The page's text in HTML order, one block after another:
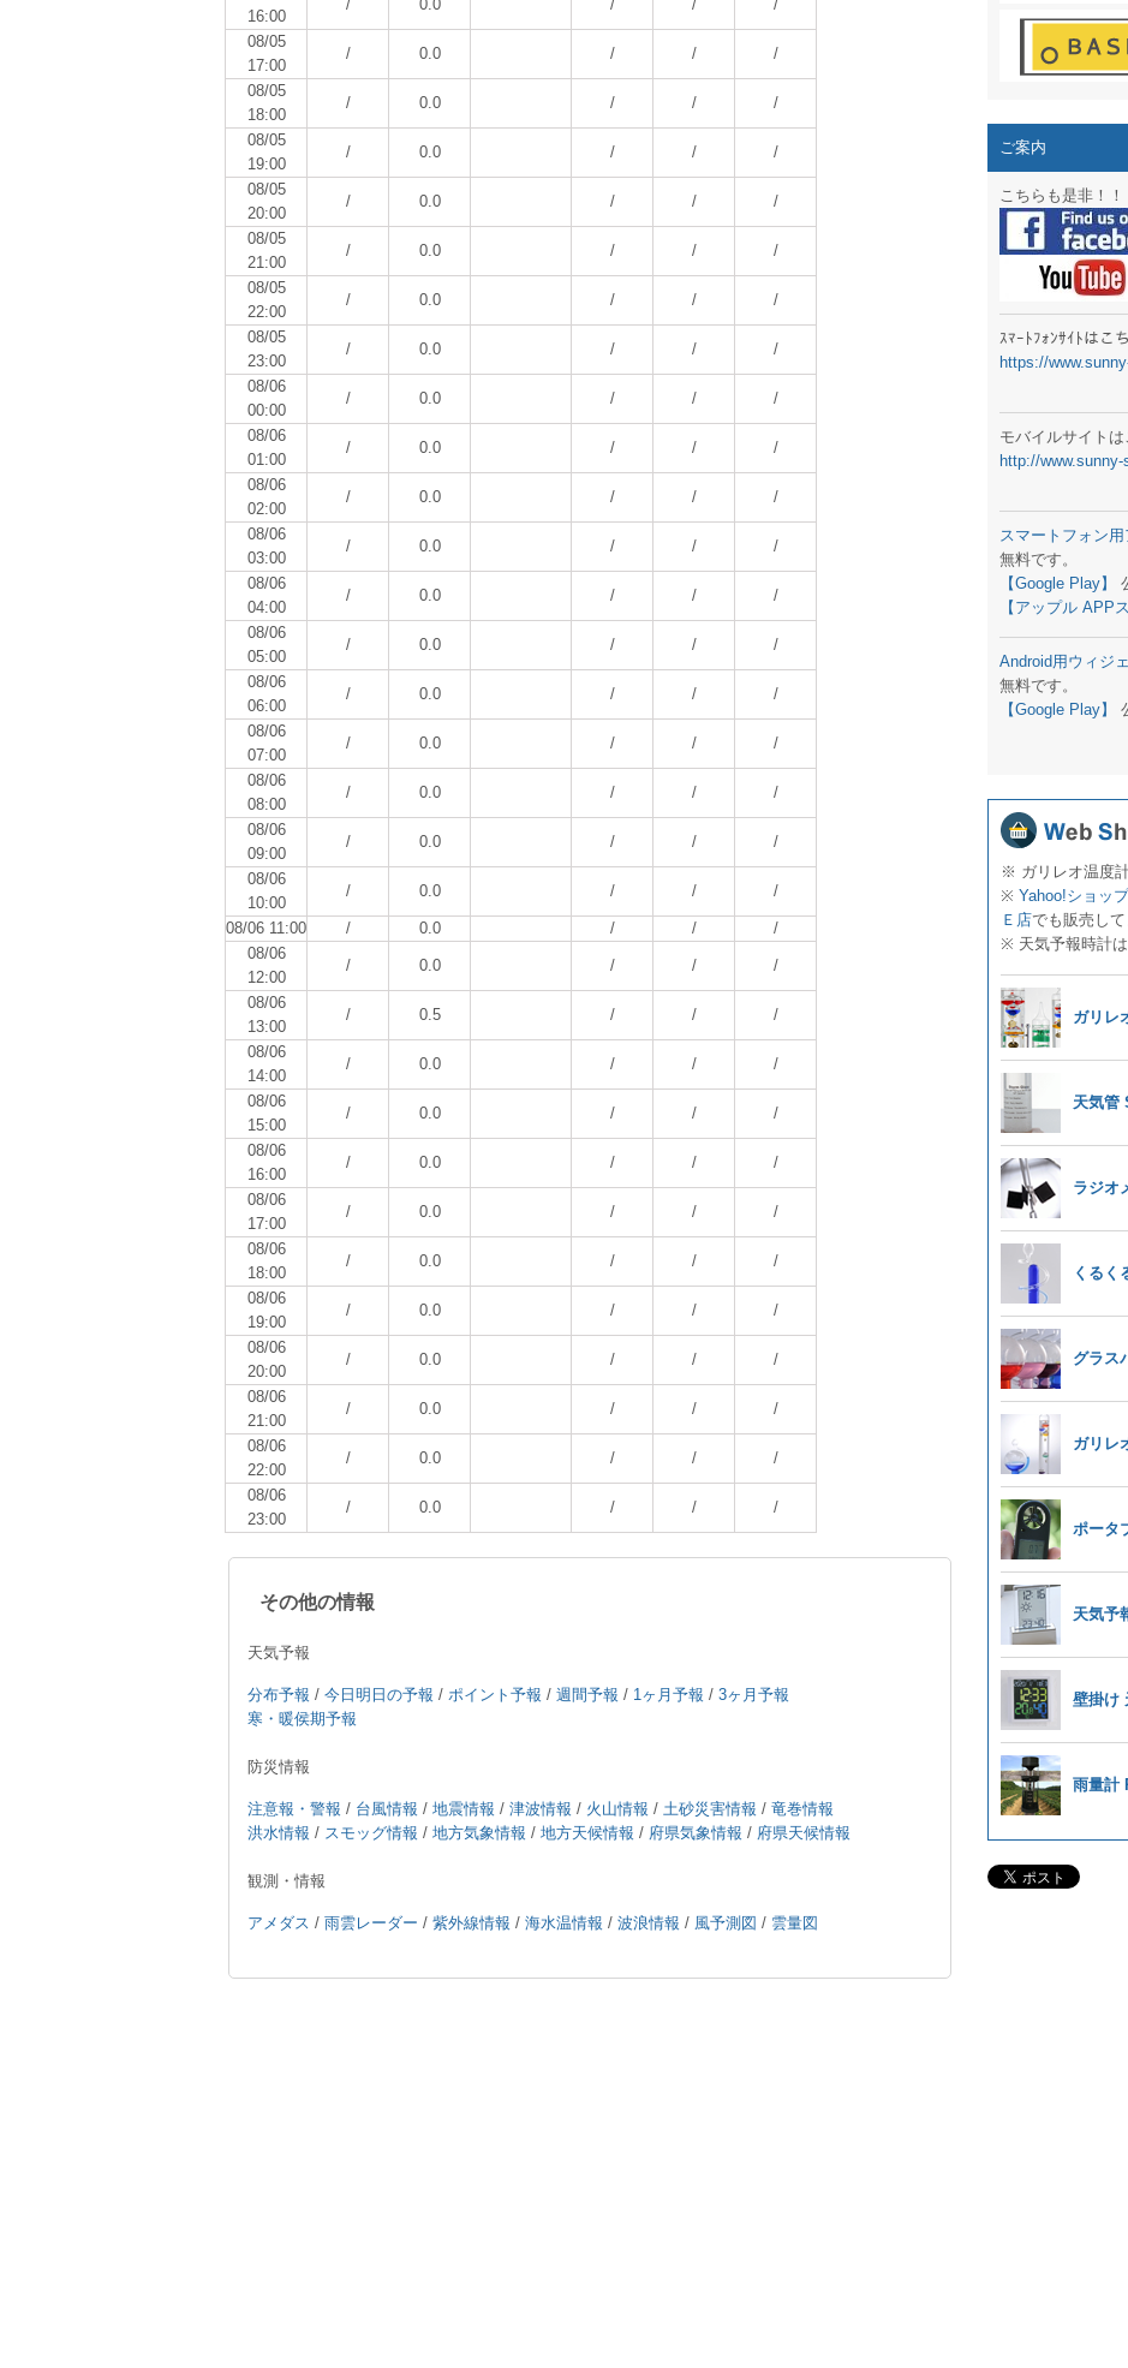
16:00
/ 0.0 / / /
08/05
17:00
/ 0.0 / / /
08/05
18:00
/ 0.0 / / /
08/05
19:00
/ 0.0 / / /
08/05
20:00
/ 0.0 / / /
08/05
21:00
/ 0.0 / / /
08/05
22:00
/ 0.0 / / /
08/05
23:00
/ 0.0 / / /
08/06
00:00
/ 0.0 / / /
08/06
01:00
/ 0.0 / / /
08/06
02:00
/ 0.0 / / /
08/06
03:00
/ 0.0 / / /
08/06
04:00
/ 0.0 / / /
08/06
05:00
/ 0.0 / / /
08/06
06:00
/ 0.0 / / /
08/06
07:00
/ 0.0 / / /
08/06
08:00
/ 0.0 / / /
08/06
09:00
/ 0.0 / / /
08/06
10:00
/ 0.0 / / /
08/06 11:00 / 0.0 / /
/
08/06
12:00
/ 0.0 / / /
08/06
13:00
/ 0.5 / / /
08/06
14:00
/ 0.0 / / /
08/06
15:00
/ 0.0 / / /
08/06
16:00
/ 0.0 / / /
08/06
17:00
/ 0.0 / / /
08/06
18:00
/ 0.0 / / /
08/06
19:00
/ 0.0 / / /
08/06
20:00
/ 0.0 / / /
08/06
21:00
/ 0.0 / / /
08/06
22:00
/ 0.0 / / /
08/06
23:00
/ 0.0 / / /
その他の情報
天気予報
分布予報 / 今日明日の予報 / ポイント予報 / 週間予報 / 1ヶ月予報 / 3ヶ月予報
寒・暖侯期予報
防災情報
注意報・警報 / 台風情報 / 地震情報 / 津波情報 / 火山情報 / 土砂災害情報 / 竜巻情報
洪水情報 / スモッグ情報 / 地方気象情報 / 地方天候情報 / 府県気象情報 / 府県天候情報
観測・情報
アメダス / 雨雲レーダー / 紫外線情報 / 海水温情報 / 波浪情報 / 風予測図 / 雲量図
週間波浪図追加
予報士通信講座
専門天気図アー
スマートフォン
ラジオメーター
スマートフォン
気象予報士スク
弊社事務所を移
生物平年値 更新
予報士学習サイ
専門天気図 追加
ラジオメーター輸
スマートフォン
お天気パーツ 追加
ご案内
こちらも是非！！
ｽﾏｰﾄﾌｫﾝｻｲﾄはこ
https://
モバイルサイトは
http://
スマートフォン用
無料です。
【Google Play】
【アップル APP
Android用ウィジ
無料です。
【Google Play】
※ ガリレオ温度
※ Yahoo!ショッ
Ｅ店でも販売して
※ 天気予報時計は
ガリレ
天気管
ラジオ
くるく
グラス
ガリレ
ポータ
天気予
壁掛け
雨量計